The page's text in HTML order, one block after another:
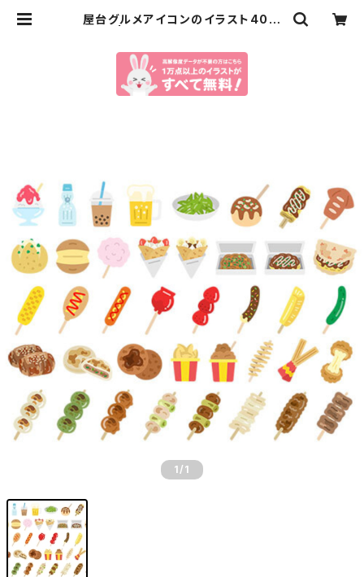
屋台グルメアイコンのイラスト40個
1 /1